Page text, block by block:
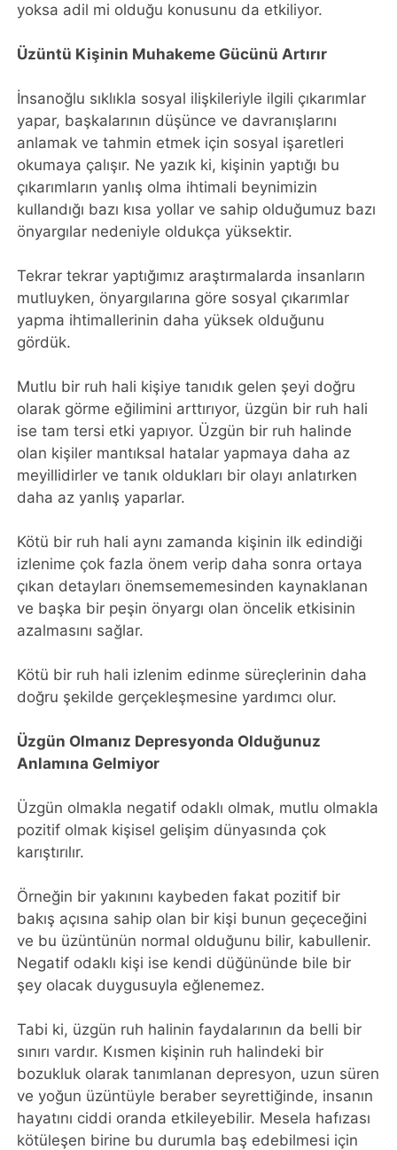
yoksa adil mi olduğu konusunu da etkiliyor.
Üzüntü Kişinin Muhakeme Gücünü Artırır
İnsanoğlu sıklıkla sosyal ilişkileriyle ilgili çıkarımlar
yapar, başkalarının düşünce ve davranışlarını
anlamak ve tahmin etmek için sosyal işaretleri
okumaya çalışır. Ne yazık ki, kişinin yaptığı bu
çıkarımların yanlış olma ihtimali beynimizin
kullandığı bazı kısa yollar ve sahip olduğumuz bazı
önyargılar nedeniyle oldukça yüksektir.
Tekrar tekrar yaptığımız araştırmalarda insanların
mutluyken, önyargılarına göre sosyal çıkarımlar
yapma ihtimallerinin daha yüksek olduğunu
gördük.
Mutlu bir ruh hali kişiye tanıdık gelen şeyi doğru
olarak görme eğilimini arttırıyor, üzgün bir ruh hali
ise tam tersi etki yapıyor. Üzgün bir ruh halinde
olan kişiler mantıksal hatalar yapmaya daha az
meyillidirler ve tanık oldukları bir olayı anlatırken
daha az yanlış yaparlar.
Kötü bir ruh hali aynı zamanda kişinin ilk edindiği
izlenime çok fazla önem verip daha sonra ortaya
çıkan detayları önemsememesinden kaynaklanan
ve başka bir peşin önyargı olan öncelik etkisinin
azalmasını sağlar.
Kötü bir ruh hali izlenim edinme süreçlerinin daha
doğru şekilde gerçekleşmesine yardımcı olur.
Üzgün Olmanız Depresyonda Olduğunuz
Anlamına Gelmiyor
Üzgün olmakla negatif odaklı olmak, mutlu olmakla
pozitif olmak kişisel gelişim dünyasında çok
karıştırılır.
Örneğin bir yakınını kaybeden fakat pozitif bir
bakış açısına sahip olan bir kişi bunun geçeceğini
ve bu üzüntünün normal olduğunu bilir, kabullenir.
Negatif odaklı kişi ise kendi düğününde bile bir
şey olacak duygusuyla eğlenemez.
Tabi ki, üzgün ruh halinin faydalarının da belli bir
sınırı vardır. Kısmen kişinin ruh halindeki bir
bozukluk olarak tanımlanan depresyon, uzun süren
ve yoğun üzüntüyle beraber seyrettiğinde, insanın
hayatını ciddi oranda etkileyebilir. Mesela hafızası
kötüleşen birine bu durumla baş edebilmesi için